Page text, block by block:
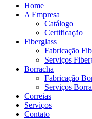
Home
A Empresa
Catálogo
Certificação
Fiberglass
Fabricação
Serviços
Borracha
Fabricação
Serviços
Correias
Serviços
Contato